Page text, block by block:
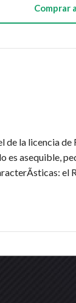
Comprar
de la licencia
asequible,
el